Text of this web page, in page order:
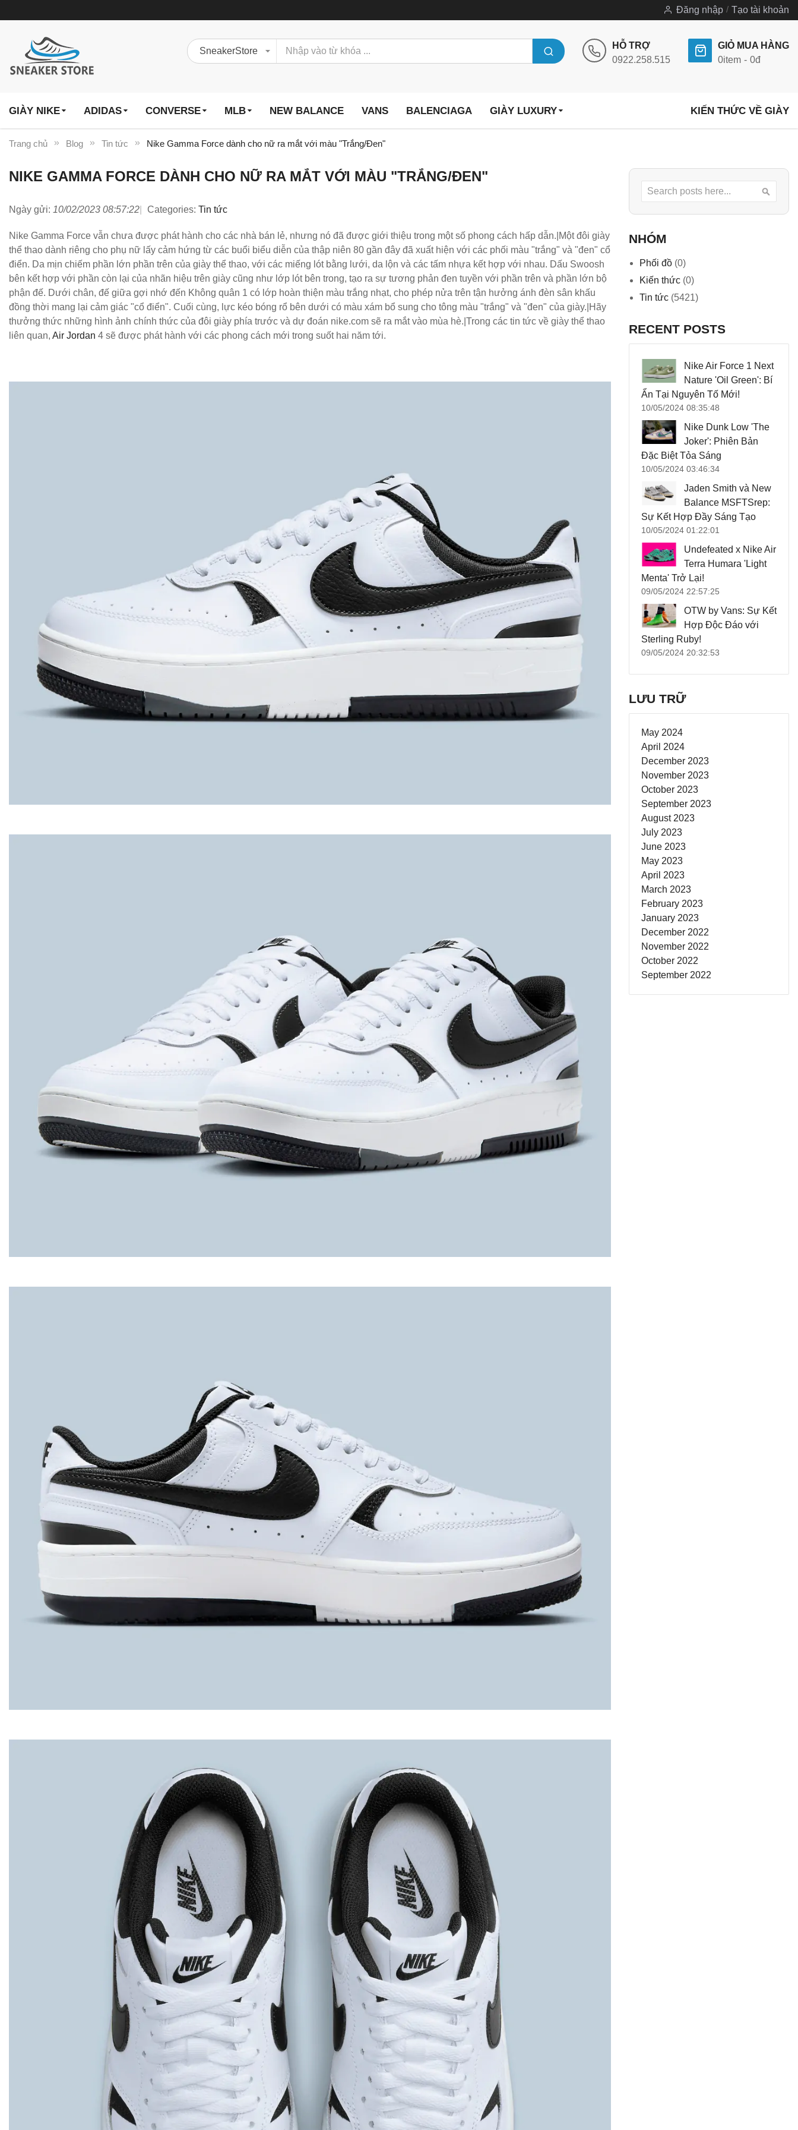
Đăng nhập Tạo tài khoản
HỖ TRỢ
0922.258.515
GIỎ MUA HÀNG
0item 0đ
GIÀY NIKE ADIDAS CONVERSE MLB NEW BALANCE VANS BALENCIAGA GIÀY LUXURY KIẾN THỨC VỀ GIÀY
Trang chủ Blog Tin tức Nike Gamma Force dành cho nữ ra mắt với màu "Trắng/Đen"
NIKE GAMMA FORCE DÀNH CHO NỮ RA MẮT VỚI MÀU "TRẮNG/ĐEN"
Ngày gửi: 10/02/2023 08:57:22 Categories: Tin tức
Nike Gamma Force vẫn chưa được phát hành cho các nhà bán lẻ, nhưng nó đã được giới thiệu trong một số phong cách hấp dẫn.|Một đôi giày
thể thao dành riêng cho phụ nữ lấy cảm hứng từ các buổi biểu diễn của thập niên 80 gần đây đã xuất hiện với các phối màu "trắng" và "đen" cổ
điển. Da mịn chiếm phần lớn phần trên của giày thể thao, với các miếng lót bằng lưới, da lộn và các tấm nhựa kết hợp với nhau. Dấu Swoosh
bên kết hợp với phần còn lại của nhãn hiệu trên giày cũng như lớp lót bên trong, tạo ra sự tương phản đen tuyền với phần trên và phần lớn bộ
phận đế. Dưới chân, đế giữa gợi nhớ đến Không quân 1 có lớp hoàn thiện màu trắng nhạt, cho phép nửa trên tận hưởng ánh đèn sân khấu
đồng thời mang lại cảm giác "cổ điển". Cuối cùng, lực kéo bóng rổ bên dưới có màu xám bổ sung cho tông màu "trắng" và "đen" của giày.|Hãy
thưởng thức những hình ảnh chính thức của đôi giày phía trước và dự đoán nike.com sẽ ra mắt vào mùa hè.|Trong các tin tức về giày thể thao
liên quan, Air Jordan 4 sẽ được phát hành với các phong cách mới trong suốt hai năm tới.
Search
NHÓM
Phối đồ (0)
Kiến thức (0)
Tin tức (5421)
RECENT POSTS
Nike Air Force 1 Next
Nature 'Oil Green': Bí
Ẩn Tại Nguyên Tố Mới!
10/05/2024 08:35:48
Nike Dunk Low 'The
Joker': Phiên Bản
Đặc Biệt Tỏa Sáng
10/05/2024 03:46:34
Jaden Smith và New
Balance MSFTSrep:
Sự Kết Hợp Đầy Sáng Tạo
10/05/2024 01:22:01
Undefeated x Nike Air
Terra Humara 'Light
Menta' Trở Lại!
09/05/2024 22:57:25
OTW by Vans: Sự Kết
Hợp Độc Đáo với
Sterling Ruby!
09/05/2024 20:32:53
LƯU TRỮ
May 2024
April 2024
December 2023
November 2023
October 2023
September 2023
August 2023
July 2023
June 2023
May 2023
April 2023
March 2023
February 2023
January 2023
December 2022
November 2022
October 2022
September 2022